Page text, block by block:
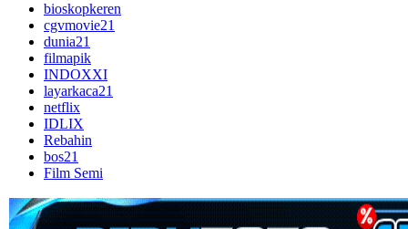
bioskopkeren
cgvmovie21
dunia21
filmapik
INDOXXI
layarkaca21
netflix
IDLIX
Rebahin
bos21
Film Semi